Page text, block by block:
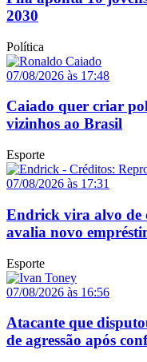
2030
Política
07/08/2026 às 17:48
Caiado quer criar
vizinhos ao Brasil
Esporte
07/08/2026 às 17:31
Endrick vira alvo de
avalia novo
Esporte
07/08/2026 às 16:56
Atacante que
de agressão após